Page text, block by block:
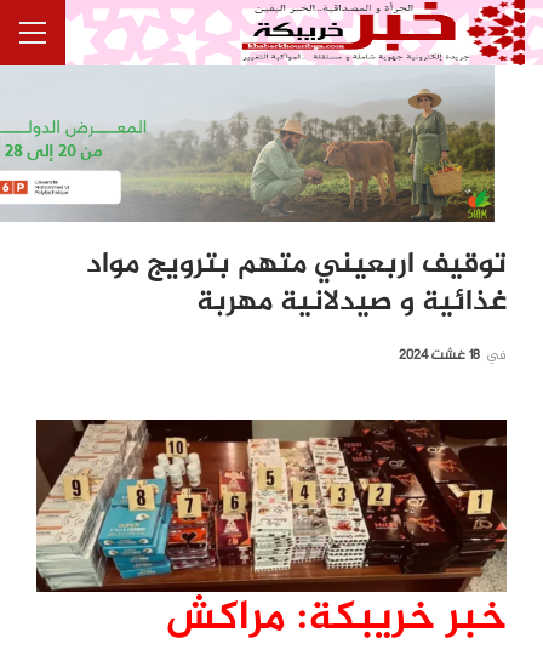
توقيف اربعيني متهم بترويج مواد
غذائية و صيدلانية مهربة
في 18 غشت 2024
خبر خريبكة: مراكش